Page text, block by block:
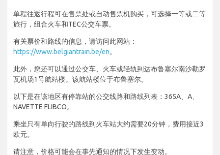
单程往返行程可在售票处或自动售票机购买，可选择一等或二等
旅行，组合火车和TEC公交车票。
有关票价和路线的信息，请访问此网站：
https://www.belgiantrain.be/en。
此外，您还可以通过公交车、火车或轻轨到达布鲁塞尔南沙勒罗
瓦机场1号航站楼。该航站楼位于布鲁塞尔。
以下是在该地区有停靠站的公交线路和路线列表：365A、A、
NAVETTE FLIBCO。
乘坐只有单向行驶的路线到火车站大约需要20分钟，费用接近3
欧元。
请注意，价格可能会在事先通知的情况下发生变动。